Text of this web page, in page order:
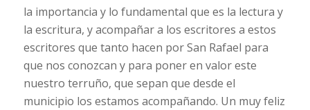
la importancia y lo fundamental que es la lectura y
la escritura, y acompañar a los escritores a estos
escritores que tanto hacen por San Rafael para
que nos conozcan y para poner en valor este
nuestro terruño, que sepan que desde el
municipio los estamos acompañando. Un muy feliz